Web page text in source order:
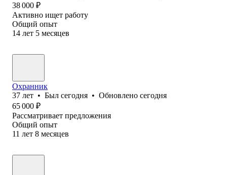
38 000 ₽
Активно ищет работу
Общий опыт
14 лет 5 месяцев
Охранник
37 лет • Был сегодня • Обновлено сегодня
65 000 ₽
Рассматривает предложения
Общий опыт
11 лет 8 месяцев